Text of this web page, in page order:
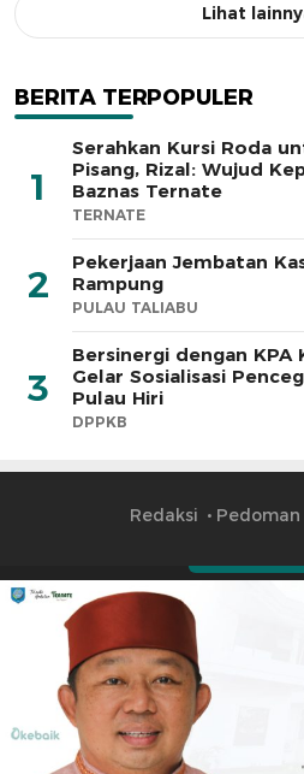
Lihat
BERITA TERPOPULER
1
Serahkan Kursi Roda
Pisang, Rizal: Wujud
Baznas Ternate
TERNATE
2
Pekerjaan Jembatan
Rampung
PULAU TALIABU
3
Bersinergi dengan KPA
Gelar Sosialisasi
Pulau Hiri
DPPKB
Redaksi